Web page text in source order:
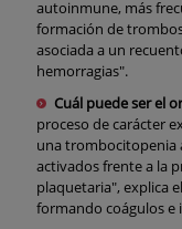
autoinmune, más
formación de
asociada a un
hemorragias".
Cuál puede ser el
proceso de carácter
una trombocitopenia
activados frente a la
plaquetaria", explica
formando coágulos